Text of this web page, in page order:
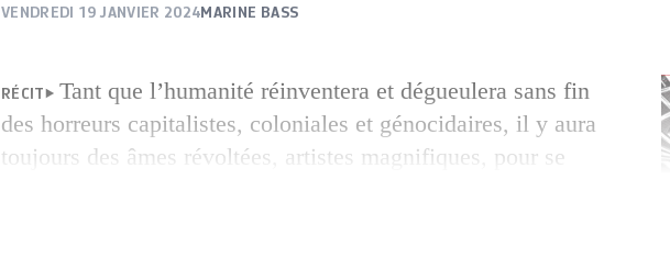
VENDREDI 19 JANVIER 2024 MARINE BASS
RÉCIT
Tant que l’humanité ré­inventera et dégueulera sans fin
des horreurs capitalistes, coloniales et génocidaires, il y aura
toujours des âmes révoltées, artistes magnifiques, pour se